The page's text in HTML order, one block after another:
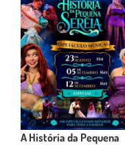
A História da Pequena